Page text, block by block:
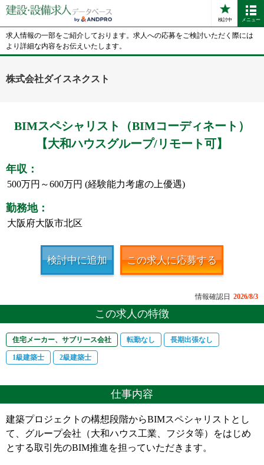
検討中 メニュー
求人情報の一部をご紹介しております。求人への応募をご検討いただく際には
より詳細な内容をお伝えいたします。
株式会社ダイスネクスト
BIMスペシャリスト（BIMコーディネート）
【大和ハウスグループ/リモート可】
年収：
500万円～600万円 (経験能力考慮の上優遇)
勤務地：
大阪府大阪市北区
検討中に追加 この求人に応募する
情報確認日 2026/8/3
この求人の特徴
住宅メーカー、サブリース会社 転勤なし 長期出張なし
1級建築士 2級建築士
仕事内容
建築プロジェクトの構想段階からBIMスペシャリストとし
て、グループ会社（大和ハウス工業、フジタ等）をはじめ
とする取引先のBIM推進を担っていただきます。